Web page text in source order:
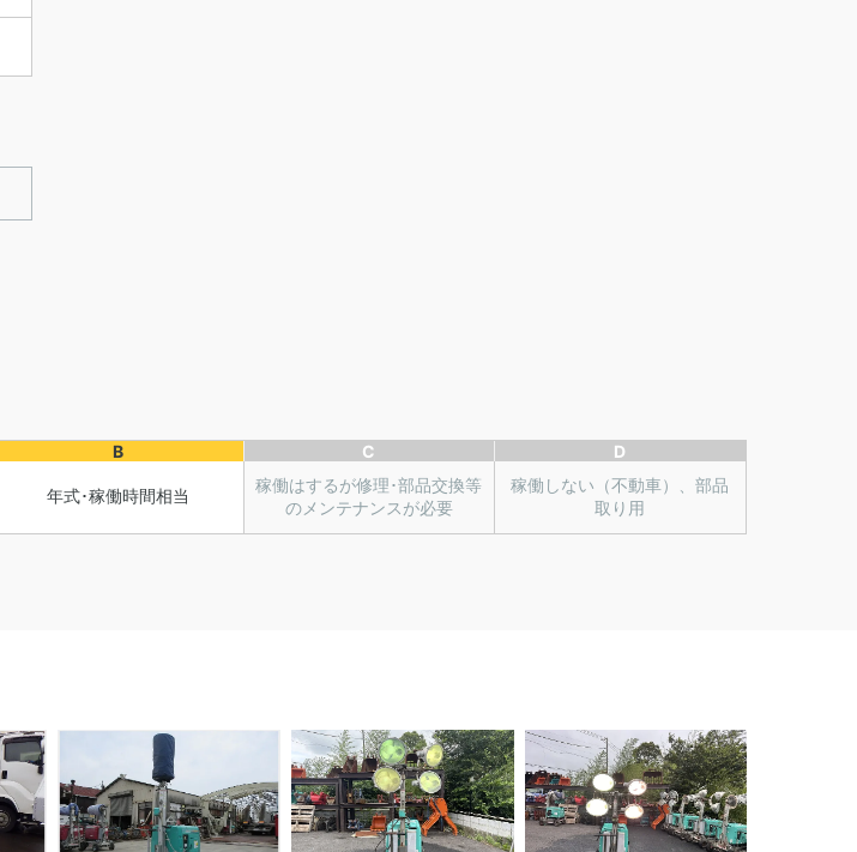
B
年式･稼働時間相当
C
稼働はするが修理･部品交換等
のメンテナンスが必要
D
稼働しない（不動車）、部品
取り用